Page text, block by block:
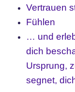
Vertrauen
Fühlen
… und
dich
Ursprung,
segnet,